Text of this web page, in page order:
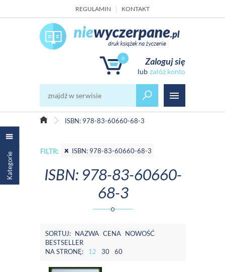
REGULAMIN KONTAKT
0 Zaloguj się
załóż konto
ISBN: 978-83-60660-68-3
Kategorie FILTR: ISBN: 978-83-60660-68-3
ISBN: 978-83-60660-
68-3
SORTUJ: NAZWA CENA NOWOŚĆ
BESTSELLER
NA STRONĘ:
12 30 60